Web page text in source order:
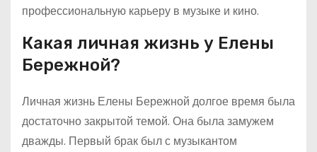
профессиональную карьеру в музыке и кино.
Какая личная жизнь у Елены
Бережной?
Личная жизнь Елены Бережной долгое время была
достаточно закрытой темой. Она была замужем
дважды. Первый брак был с музыкантом